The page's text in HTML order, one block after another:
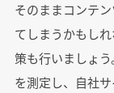
そのままコンテ
てしまうかもし
策も行いましょ
を測定し、自社